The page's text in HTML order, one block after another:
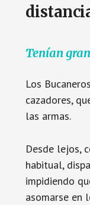
Tenían
Los
cazadores,
las armas.
Desde lejos,
habitual,
impidiendo
asomarse en